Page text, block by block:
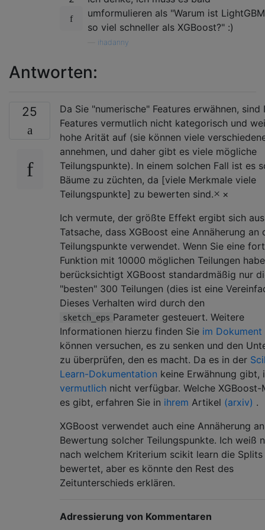
umformulieren als "Warum ist LightGBM
so viel schneller als XGBoost?" :)
ihadanny
Antworten:
25
Da Sie "numerische" Features erwähnen, sind
Features vermutlich nicht kategorisch und
hohe Arität auf (sie können viele
annehmen, und daher gibt es viele mögliche
Teilungspunkte). In einem solchen Fall ist es
Bäume zu züchten, da [viele Merkmale viele
Teilungspunkte] zu bewerten sind.× ×
Ich vermute, der größte Effekt ergibt sich
Tatsache, dass XGBoost eine Annäherung an
Teilungspunkte verwendet. Wenn Sie eine
Funktion mit 10000 möglichen Teilungen
berücksichtigt XGBoost standardmäßig nur
"besten" 300 Teilungen (dies ist eine
Dieses Verhalten wird durch den
sketch_eps Parameter gesteuert. Weitere
Informationen hierzu finden Sie im Dokument
können versuchen, es zu senken und den
zu überprüfen, den es macht. Da es in der
Learn-Dokumentation keine Erwähnung gibt,
vermutlich nicht verfügbar. Welche XGBoost-
es gibt, erfahren Sie in ihrem Artikel (arxiv) .
XGBoost verwendet auch eine Annäherung
Bewertung solcher Teilungspunkte. Ich weiß
nach welchem ​​Kriterium scikit learn die Splits
bewertet, aber es könnte den Rest des
Zeitunterschieds erklären.
Adressierung von Kommentaren